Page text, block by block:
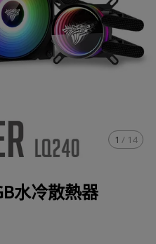
1 / 14
水冷散熱器